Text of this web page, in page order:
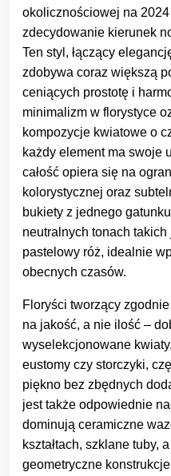
okolicznościowej na
zdecydowanie kierunek
Ten styl, łączący
zdobywa coraz większą
ceniących prostotę i
minimalizm w florystyce
kompozycje kwiatowe o
każdy element ma swoje
całość opiera się na
kolorystycznej oraz
bukiety z jednego
neutralnych tonach
pastelowy róż, idealnie
obecnych czasów.
Floryści tworzący
na jakość, a nie ilość –
wyselekcjonowane
eustomy czy storczyki,
piękno bez zbędnych
jest także odpowiednie
dominują ceramiczne
kształtach, szklane tuby,
geometryczne